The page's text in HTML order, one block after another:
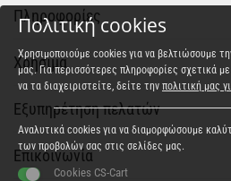
Πληροφορίες
Χρήσιμα
Εξυπηρέτηση πελατών
Επικοινωνία
Πολιτική cookies
Χρησιμοποιούμε cookies για να βελτιώσουμε
μας. Για περισσότερες πληροφορίες σχετικά
να τα διαχειριστείτε, δείτε την πολιτική μας
Αναλυτικά cookies για να διαμορφώσουμε
των προβολών σας στις σελίδες μας.
Cookies CS-Cart